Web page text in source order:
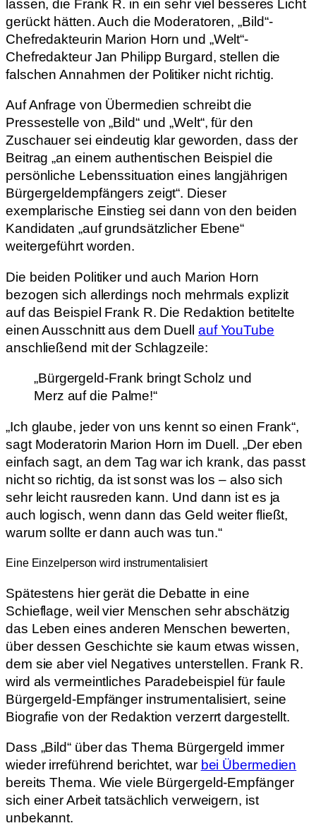
lassen, die Frank R. in ein sehr viel besseres Licht
gerückt hätten. Auch die Moderatoren, „Bild“-
Chefredakteurin Marion Horn und „Welt“-
Chefredakteur Jan Philipp Burgard, stellen die
falschen Annahmen der Politiker nicht richtig.
Auf Anfrage von Übermedien schreibt die
Pressestelle von „Bild“ und „Welt“, für den
Zuschauer sei eindeutig klar geworden, dass der
Beitrag „an einem authentischen Beispiel die
persönliche Lebenssituation eines langjährigen
Bürgergeldempfängers zeigt“. Dieser
exemplarische Einstieg sei dann von den beiden
Kandidaten „auf grundsätzlicher Ebene“
weitergeführt worden.
Die beiden Politiker und auch Marion Horn
bezogen sich allerdings noch mehrmals explizit
auf das Beispiel Frank R. Die Redaktion betitelte
einen Ausschnitt aus dem Duell auf YouTube
anschließend mit der Schlagzeile:
„Bürgergeld-Frank bringt Scholz und
Merz auf die Palme!“
„Ich glaube, jeder von uns kennt so einen Frank“,
sagt Moderatorin Marion Horn im Duell. „Der eben
einfach sagt, an dem Tag war ich krank, das passt
nicht so richtig, da ist sonst was los – also sich
sehr leicht rausreden kann. Und dann ist es ja
auch logisch, wenn dann das Geld weiter fließt,
warum sollte er dann auch was tun.“
Eine Einzelperson wird instrumentalisiert
Spätestens hier gerät die Debatte in eine
Schieflage, weil vier Menschen sehr abschätzig
das Leben eines anderen Menschen bewerten,
über dessen Geschichte sie kaum etwas wissen,
dem sie aber viel Negatives unterstellen. Frank R.
wird als vermeintliches Paradebeispiel für faule
Bürgergeld-Empfänger instrumentalisiert, seine
Biografie von der Redaktion verzerrt dargestellt.
Dass „Bild“ über das Thema Bürgergeld immer
wieder irreführend berichtet, war bei Übermedien
bereits Thema. Wie viele Bürgergeld-Empfänger
sich einer Arbeit tatsächlich verweigern, ist
unbekannt.